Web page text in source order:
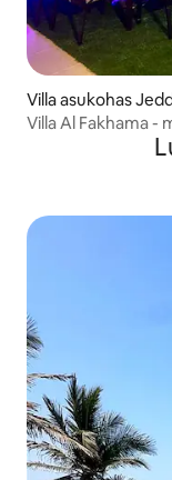
Villa asukohas
Villa Al Fakhama -